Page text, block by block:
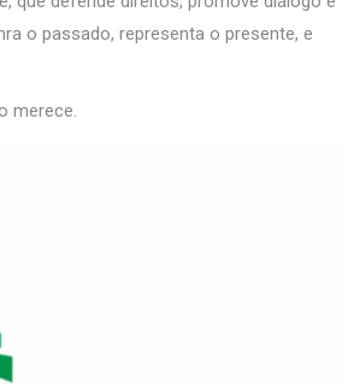
o passado, representa o presente, e
merece.